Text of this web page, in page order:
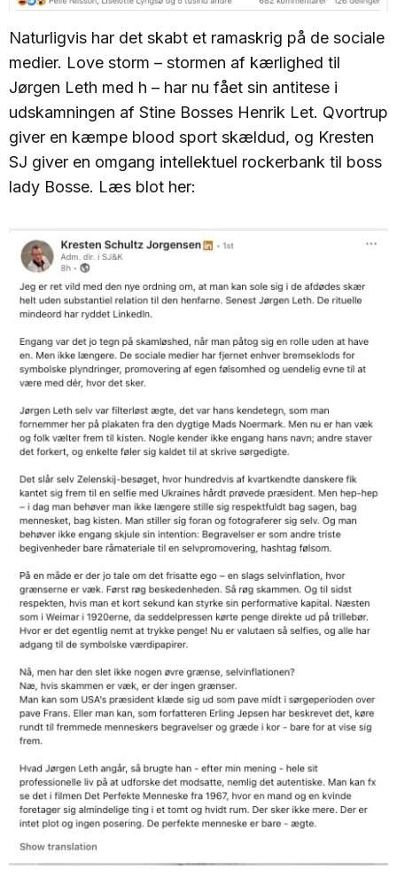
Naturligvis har det skabt et ramaskrig på de sociale
medier. Love storm – stormen af kærlighed til
Jørgen Leth med h – har nu fået sin antitese i
udskamningen af Stine Bosses Henrik Let. Qvortrup
giver en kæmpe blood sport skældud, og Kresten
SJ giver en omgang intellektuel rockerbank til boss
lady Bosse. Læs blot her: